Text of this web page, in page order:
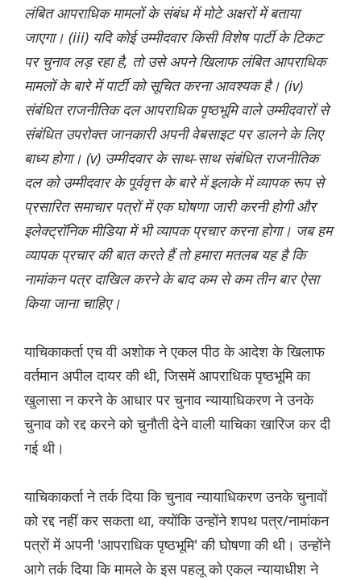
लंबित आपराधिक मामलों के संबंध में मोटे अक्षरों में बताया
जाएगा। (iii) यदि कोई उम्मीदवार किसी विशेष पार्टी के टिकट
पर चुनाव लड़ रहा है, तो उसे अपने खिलाफ लंबित आपराधिक
मामलों के बारे में पार्टी को सूचित करना आवश्यक है। (iv)
संबंधित राजनीतिक दल आपराधिक पृष्ठभूमि वाले उम्मीदवारों से
संबंधित उपरोक्त जानकारी अपनी वेबसाइट पर डालने के लिए
बाध्य होगा। (v) उम्मीदवार के साथ-साथ संबंधित राजनीतिक
दल को उम्मीदवार के पूर्ववृत्त के बारे में इलाके में व्यापक रूप से
प्रसारित समाचार पत्रों में एक घोषणा जारी करनी होगी और
इलेक्ट्रॉनिक मीडिया में भी व्यापक प्रचार करना होगा। जब हम
व्यापक प्रचार की बात करते हैं तो हमारा मतलब यह है कि
नामांकन पत्र दाखिल करने के बाद कम से कम तीन बार ऐसा
किया जाना चाहिए।
याचिकाकर्ता एच वी अशोक ने एकल पीठ के आदेश के खिलाफ
वर्तमान अपील दायर की थी, जिसमें आपराधिक पृष्ठभूमि का
खुलासा न करने के आधार पर चुनाव न्यायाधिकरण ने उनके
चुनाव को रद्द करने को चुनौती देने वाली याचिका खारिज कर दी
गई थी।
याचिकाकर्ता ने तर्क दिया कि चुनाव न्यायाधिकरण उनके चुनावों
को रद्द नहीं कर सकता था, क्योंकि उन्होंने शपथ पत्र/नामांकन
पत्रों में अपनी 'आपराधिक पृष्ठभूमि' की घोषणा की थी। उन्होंने
आगे तर्क दिया कि मामले के इस पहलू को एकल न्यायाधीश ने